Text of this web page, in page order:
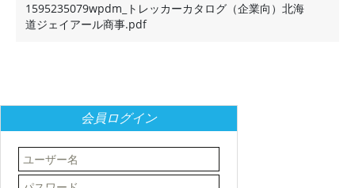
1595235079wpdm_トレッカーカタログ（企業向）北海
道ジェイアール商事.pdf
会員ログイン